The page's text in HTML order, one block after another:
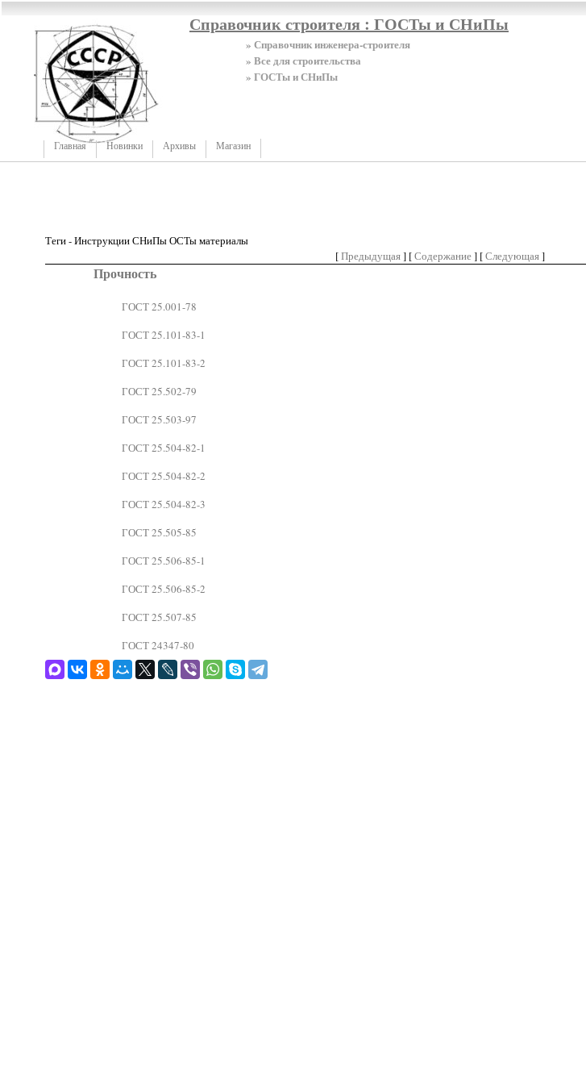
Справочник строителя : ГОСТы и СНиПы
» Справочник инженера-строителя
» Все для строительства
» ГОСТы и СНиПы
Главная Новинки Архивы Магазин
Теги - Инструкции СНиПы ОСТы материалы
[Предыдущая] [Содержание] [Следующая]
Прочность
ГОСТ 25.001-78
ГОСТ 25.101-83-1
ГОСТ 25.101-83-2
ГОСТ 25.502-79
ГОСТ 25.503-97
ГОСТ 25.504-82-1
ГОСТ 25.504-82-2
ГОСТ 25.504-82-3
ГОСТ 25.505-85
ГОСТ 25.506-85-1
ГОСТ 25.506-85-2
ГОСТ 25.507-85
ГОСТ 24347-80